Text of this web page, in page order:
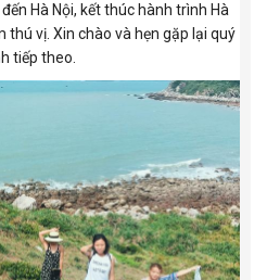
Hà Nội, kết thúc hành trình Hà
thú vị. Xin chào và hẹn gặp lại quý
tiếp theo.